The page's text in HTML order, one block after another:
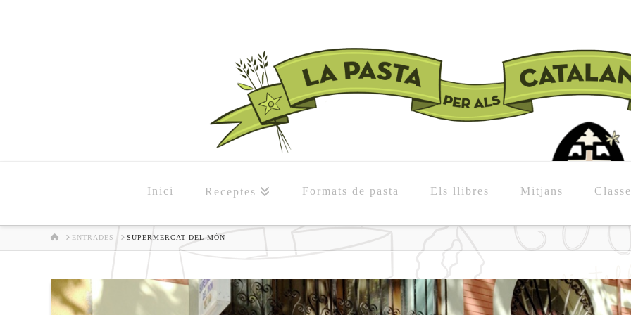
Inici Receptes Formats de pasta Els llibres Mitjans
HOMEENTRADES SUPERMERCAT DEL MÓN